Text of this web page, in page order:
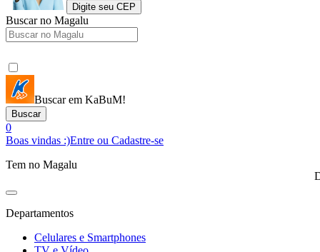
Digite seu CEP
Buscar no Magalu
Buscar em KaBuM!
Buscar
0
Boas vindas :)Entre ou Cadastre-se
Tem no Magalu
Departamentos
Celulares e Smartphones